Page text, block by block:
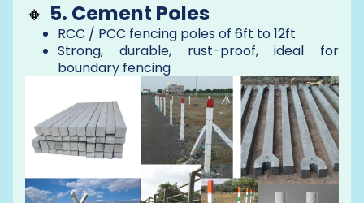
🔸 5. Cement Poles
RCC / PCC fencing poles of 6ft to 12ft
Strong, durable, rust-proof, ideal for
boundary fencing